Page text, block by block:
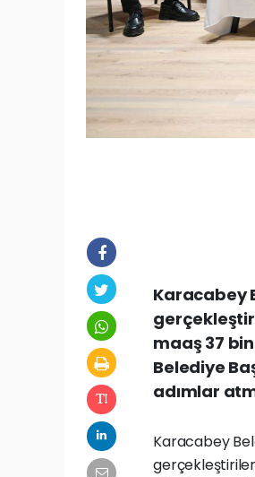
Karacabey
maaş 37
Belediye
adımlar
Karacabey